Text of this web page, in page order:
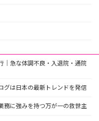
｜急な体調不良・入退院・通院
グは日本の最新トレンドを発信
務に強みを持つ万が一の救世主